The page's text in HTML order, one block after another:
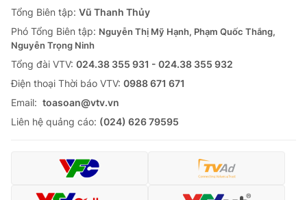
Tổng Biên tập: Vũ Thanh Thủy
Phó Tổng Biên tập: Nguyễn Thị Mỹ Hạnh, Phạm Quốc Thắng,
Nguyễn Trọng Ninh
Tổng đài VTV: 024.38 355 931 - 024.38 355 932
Ðiện thoại Thời báo VTV: 0988 671 671
Email: toasoan@vtv.vn
Liên hệ quảng cáo: (024) 626 79595